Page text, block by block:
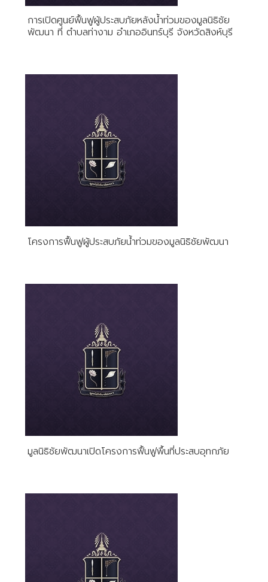
การเปิดศูนย์ฟื้นฟูผู้ประสบภัยหลังน้ำท่วมของมูลนิธิชัย
พัฒนา ที่ ตำบลท่างาม อำเภออินทร์บุรี จังหวัดสิงห์บุรี
โครงการฟื้นฟูผู้ประสบภัยน้ำท่วมของมูลนิธิชัยพัฒนา
มูลนิธิชัยพัฒนาเปิดโครงการฟื้นฟูพื้นที่ประสบอุทกภัย